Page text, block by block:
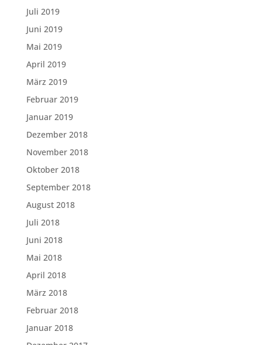
Juli 2019
Juni 2019
Mai 2019
April 2019
März 2019
Februar 2019
Januar 2019
Dezember 2018
November 2018
Oktober 2018
September 2018
August 2018
Juli 2018
Juni 2018
Mai 2018
April 2018
März 2018
Februar 2018
Januar 2018